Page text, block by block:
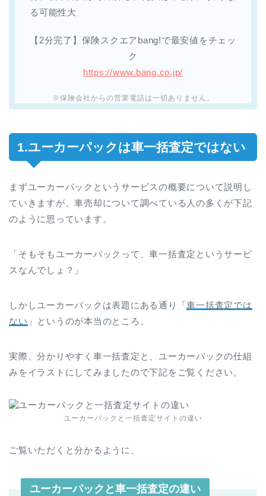
る可能性大
【2分完了】保険スクエアbang!で最安値をチェッ
ク
https://www.bang.co.jp/
※保険会社からの営業電話は一切ありません。
1.ユーカーパックは車一括査定ではない
まずユーカーパックというサービスの概要について説明し
ていきますが、車売却について調べている人の多くが下記
のように思っています。
「そもそもユーカーパックって、車一括査定というサービ
スなんでしょ？」
しかしユーカーパックは表題にある通り「車一括査定では
ない 」というのが本当のところ。
実際、分かりやすく車一括査定と、ユーカーパックの仕組
みをイラストにしてみましたので下記をご覧ください。
ユーカーパックと一括査定サイトの違い
ご覧いただくと分かるように、
ユーカーパックと車一括査定の違い